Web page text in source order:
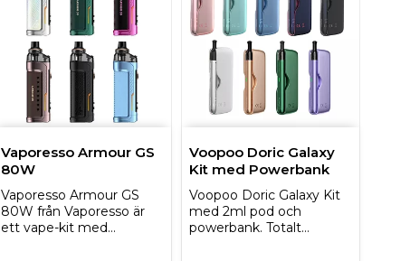
Vaporesso Armour GS
80W
Vaporesso Armour GS
80W från Vaporesso är
ett vape-kit med…
Voopoo Doric Galaxy
Kit med Powerbank
Voopoo Doric Galaxy Kit
med 2ml pod och
powerbank. Totalt…